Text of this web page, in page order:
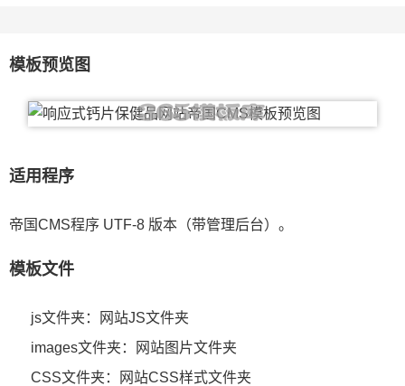
模板预览图
适用程序
帝国CMS程序 UTF-8 版本（带管理后台）。
模板文件
js文件夹：网站JS文件夹
images文件夹：网站图片文件夹
CSS文件夹：网站CSS样式文件夹